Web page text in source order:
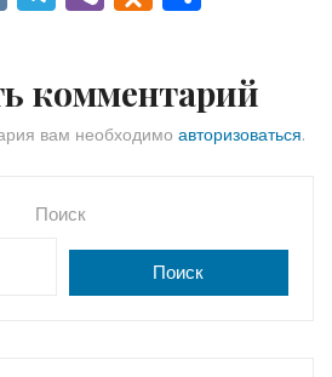
K el
gr
a
b d
o
kl
s
ni
а
в
комментарий
вам необходимо авторизоваться.
Поиск
Поиск